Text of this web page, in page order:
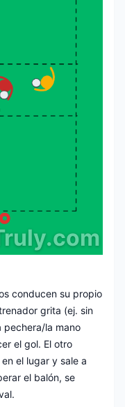
conducen su propio
grita (ej. sin
pechera/la mano
el gol. El otro
el lugar y sale a
el balón, se